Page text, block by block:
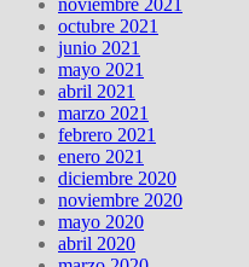
octubre 2021
junio 2021
mayo 2021
abril 2021
marzo 2021
febrero 2021
enero 2021
diciembre 2020
noviembre 2020
mayo 2020
abril 2020